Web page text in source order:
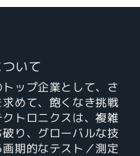
いて
ップ企業として、さ
めて、飽くなき挑戦
トロニクスは、複雑
り、グローバルな技
期的なテスト／測定